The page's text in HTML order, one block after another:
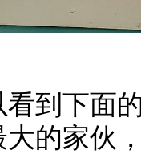
到下面
的家伙